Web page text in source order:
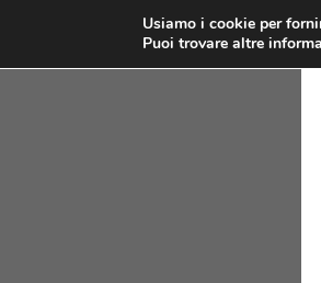
Usiamo i cookie per
Puoi trovare altre